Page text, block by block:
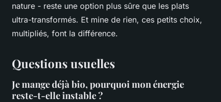
nature - reste une option plus sûre que les plats
ultra-transformés. Et mine de rien, ces petits choix,
multipliés, font la différence.
Questions usuelles
Je mange déjà bio, pourquoi mon énergie
reste-t-elle instable ?